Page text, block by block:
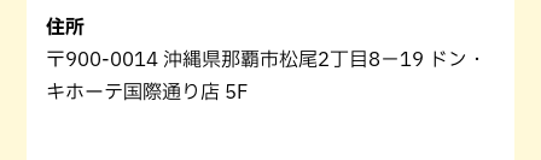
住所
〒900-0014 沖縄県那覇市松尾2丁目8−19 ドン・
キホーテ国際通り店 5F